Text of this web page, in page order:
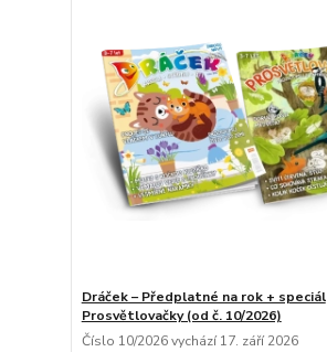
Dráček – Předplatné na rok + speciál
Prosvětlovačky (od č. 10/2026)
Číslo 10/2026 vychází 17. září 2026